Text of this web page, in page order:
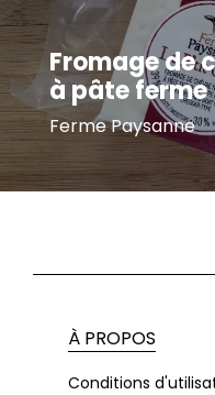
Fromage de
à pâte
Ferme Paysanne
À PROPOS
Conditions